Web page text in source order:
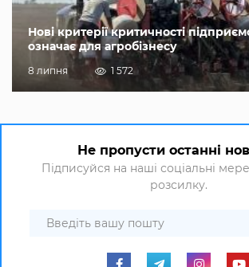
Нові критерії критичності
означає для агробізнесу
8 липня 1 572
Не пропусти останні
Підписуйся на наші соціальні
розсилку.